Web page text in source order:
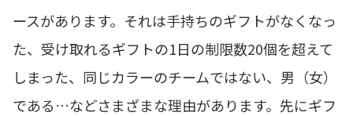
ースがあります。それは手持ちのギフトがなくなっ
た、受け取れるギフトの1日の制限数20個を超えて
しまった、同じカラーのチームではない、男（女）
である…などさまざまな理由があります。先にギフ